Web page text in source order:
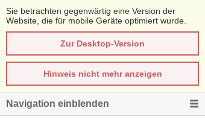
Sie betrachten gegenwärtig eine Version der
Website, die für mobile Geräte optimiert wurde.
Zur Desktop-Version
Hinweis nicht mehr anzeigen
Navigation einblenden